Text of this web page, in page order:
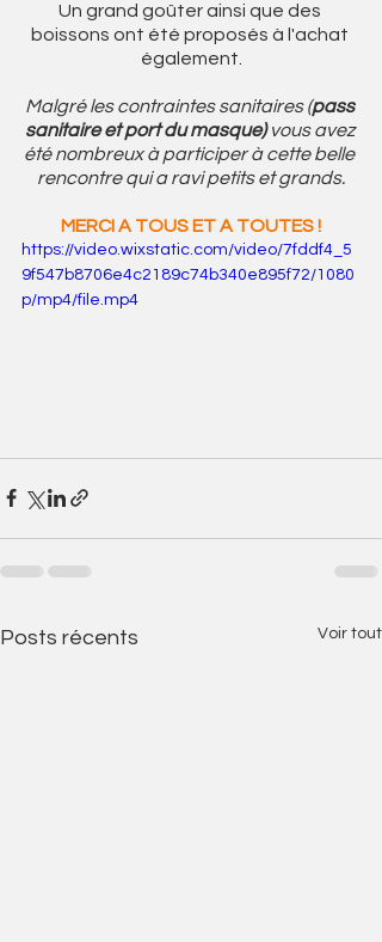
Un grand goûter ainsi que des
boissons ont été proposés à l'achat
également.
Malgré les contraintes sanitaires (pass
sanitaire et port du masque) vous avez
été nombreux à participer à cette belle
rencontre qui a ravi petits et grands.
MERCI A TOUS ET A TOUTES !
https://video.wixstatic.com/video/7fddf4_5
9f547b8706e4c2189c74b340e895f72/1080
p/mp4/file.mp4
Posts récents Voir tout